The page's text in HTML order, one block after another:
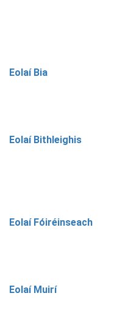
Eolaí Bia
Eolaí Bithleighis
Eolaí Fóiréinseach
Eolaí Muirí